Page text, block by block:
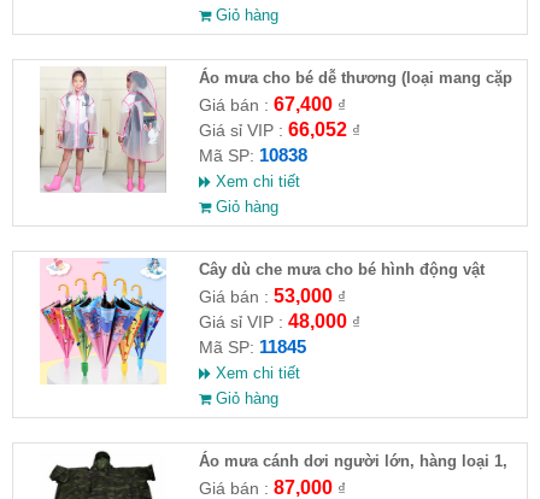
Giỏ hàng
Áo mưa cho bé dễ thương (loại mang cặp
sách )
Giá bán : 67,400₫
Giá sỉ VIP : 66,052₫
Mã SP: 10838
Xem chi tiết
Giỏ hàng
Cây dù che mưa cho bé hình động vật
Giá bán : 53,000₫
Giá sỉ VIP : 48,000₫
Mã SP: 11845
Xem chi tiết
Giỏ hàng
Áo mưa cánh dơi người lớn, hàng loại 1,
chất dày dặn. 1,4m
Giá bán : 87,000₫